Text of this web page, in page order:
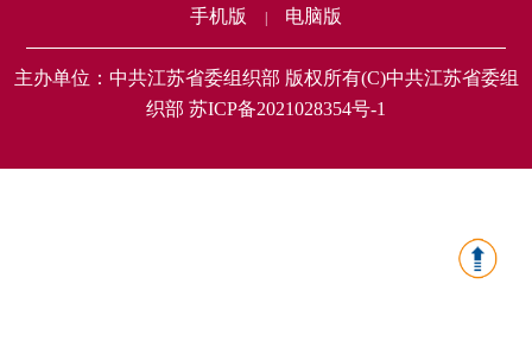
手机版 电脑版
主办单位：中共江苏省委组织部 版权所有(C)中共江苏省委组
织部 苏ICP备2021028354号-1